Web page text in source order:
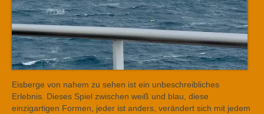
Eisberge von nahem zu sehen ist ein unbeschreibliches
Erlebnis. Dieses Spiel zwischen weiß und blau, diese
einzigartigen Formen, jeder ist anders, verändert sich mit jedem